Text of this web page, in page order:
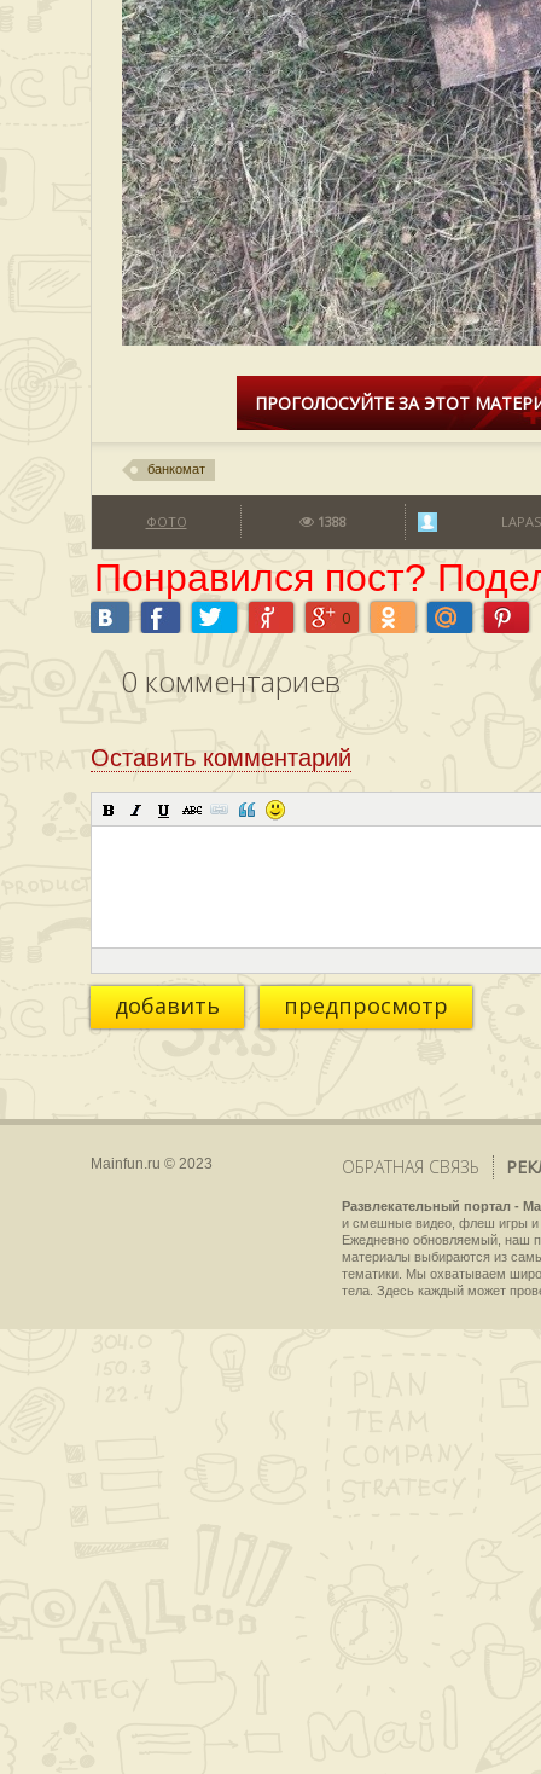
ПРОГОЛОСУЙТЕ ЗА ЭТОТ
банкомат
ФОТО 1388 LAPAS
Понравился пост?
0
0 комментариев
Оставить комментарий
добавить предпросмотр
Mainfun.ru © 2023 ОБРАТНАЯ СВЯЗЬ
Развлекательный портал -
и смешные видео, флеш игры и
Ежедневно обновляемый, наш
материалы выбираются из
тематики. Мы охватываем
тела. Здесь каждый может